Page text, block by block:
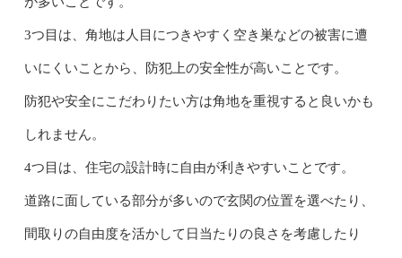
3つ目は、角地は人目につきやすく空き巣などの被害に遭
いにくいことから、防犯上の安全性が高いことです。
防犯や安全にこだわりたい方は角地を重視すると良いかも
しれません。
4つ目は、住宅の設計時に自由が利きやすいことです。
道路に面している部分が多いので玄関の位置を選べたり、
間取りの自由度を活かして日当たりの良さを考慮したり